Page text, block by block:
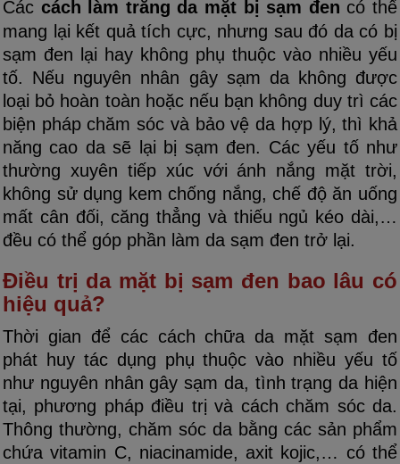
Các cách làm trắng da mặt bị sạm đen có thể
mang lại kết quả tích cực, nhưng sau đó da có bị
sạm đen lại hay không phụ thuộc vào nhiều yếu
tố. Nếu nguyên nhân gây sạm da không được
loại bỏ hoàn toàn hoặc nếu bạn không duy trì các
biện pháp chăm sóc và bảo vệ da hợp lý, thì khả
năng cao da sẽ lại bị sạm đen. Các yếu tố như
thường xuyên tiếp xúc với ánh nắng mặt trời,
không sử dụng kem chống nắng, chế độ ăn uống
mất cân đối, căng thẳng và thiếu ngủ kéo dài,…
đều có thể góp phần làm da sạm đen trở lại.
Điều trị da mặt bị sạm đen bao lâu có
hiệu quả?
Thời gian để các cách chữa da mặt sạm đen
phát huy tác dụng phụ thuộc vào nhiều yếu tố
như nguyên nhân gây sạm da, tình trạng da hiện
tại, phương pháp điều trị và cách chăm sóc da.
Thông thường, chăm sóc da bằng các sản phẩm
chứa vitamin C, niacinamide, axit kojic,… có thể